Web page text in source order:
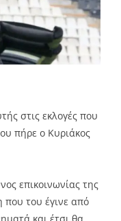
στις εκλογές που
πήρε ο Κυριάκος
επικοινωνίας της
του έγινε από